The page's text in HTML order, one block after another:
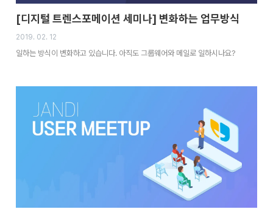
[디지털 트렌스포메이션 세미나] 변화하는 업무방식
2019. 02. 12
일하는 방식이 변화하고 있습니다. 아직도 그룹웨어와 메일로 일하시나요?